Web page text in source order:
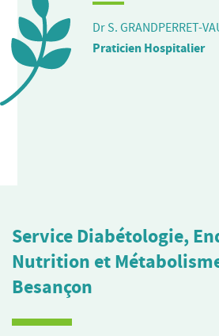
Dr S. GRANDPERRET-
Praticien Hospitalier
Service Diabétologie,
Nutrition et
Besançon